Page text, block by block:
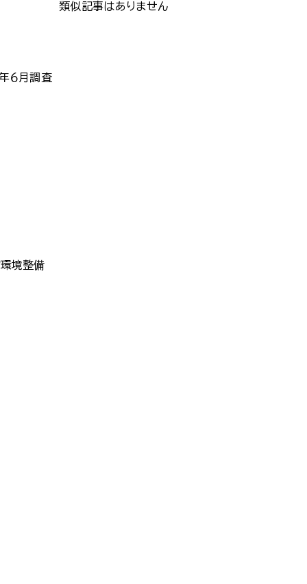
６月調査
境整備
類似記事はありません